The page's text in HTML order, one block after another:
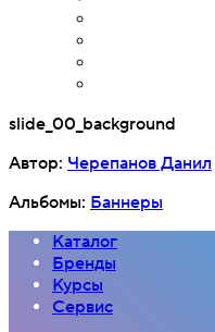
slide_00_background
Автор: Черепанов Данил
Альбомы: Баннеры
Каталог
Бренды
Курсы
Сервис